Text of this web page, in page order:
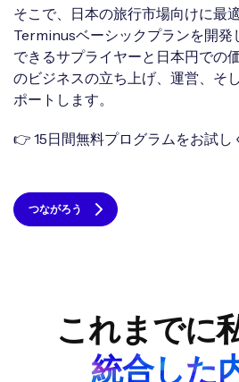
そこで、日本の旅行市場向けに最
Terminusベーシックプランを開発
できるサプライヤーと日本円での
のビジネスの立ち上げ、運営、そ
ポートします。
👉 15日間無料プログラムをお試し
つながろう
これまでに
統合した